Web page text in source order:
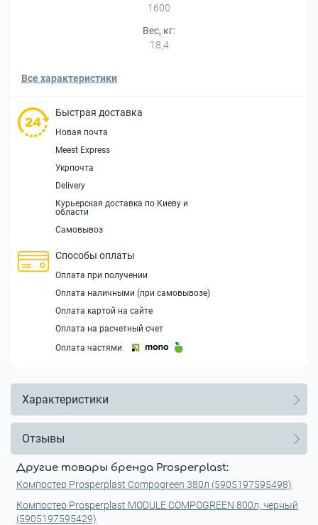
1600
Вес, кг:
18,4
Все характеристики
Быстрая доставка
Новая почта
Meest Express
Укрпочта
Delivery
Курьерская доставка по Киеву и
области
Самовывоз
Способы оплаты
Оплата при получении
Оплата наличными (при самовывозе)
Оплата картой на сайте
Оплата на расчетный счет
Оплата частями
Характеристики
Отзывы
Другие товары бренда Prosperplast:
Компостер Prosperplast Compogreen 380л (5905197595498)
Компостер Prosperplast MODULE COMPOGREEN 800л, черный
(5905197595429)